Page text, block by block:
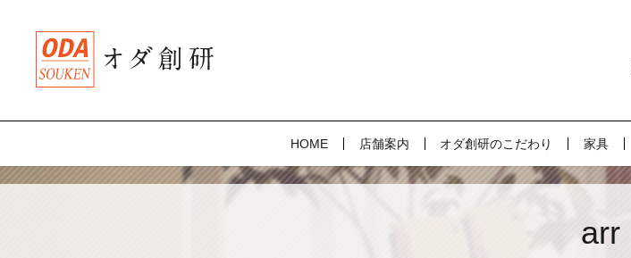
HOME 店舗案内 オダ創研のこだわり 家具
arr